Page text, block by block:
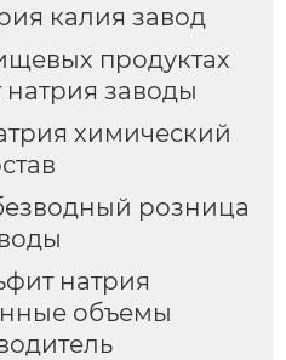
калия завод
продуктах
заводы
химический
розница
натрия
объемы